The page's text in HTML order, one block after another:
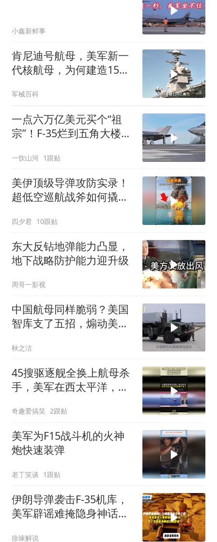
小鑫新鲜事
肯尼迪号航母，美军新一
代核航母，为何建造15年
军械百科
一点六万亿美元买个“祖
宗”！F-35烂到五角大楼自
捂出个未来？
一饮山河 1跟贴
️美伊顶级导弹攻防实录！
超低空巡航战斧如何撬开
四夕君 10跟贴
东大反钻地弹能力凸显，
地下战略防护能力迎升级
周哥一影视
中国航母同样脆弱？美国
智库支了五招，煽动美军
秋之洁
45搜驱逐舰全换上航母杀
手，美军在西太平洋，彻
奇趣爱搞笑 2跟贴
美军为F15战斗机的火神
炮快速装弹
老丁笑谈 1跟贴
伊朗导弹袭击F-35机库，
美军辟谣难掩隐身神话已
徐竦解说